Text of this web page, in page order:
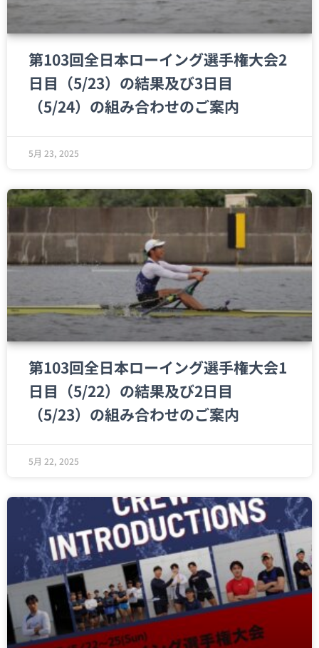
第103回全日本ローイング選手権大会2
日目（5/23）の結果及び3日目
（5/24）の組み合わせのご案内
5月 23, 2025
第103回全日本ローイング選手権大会1
日目（5/22）の結果及び2日目
（5/23）の組み合わせのご案内
5月 22, 2025